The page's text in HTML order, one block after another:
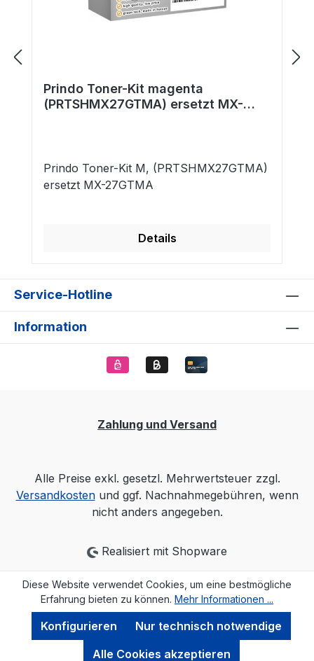
Prindo Toner-Kit magenta
(PRTSHMX27GTMA) ersetzt MX-
Prindo Toner-Kit M, (PRTSHMX27GTMA)
ersetzt MX-27GTMA
Details
Service-Hotline
Information
Zahlung und Versand
Alle Preise exkl. gesetzl. Mehrwertsteuer zzgl.
Versandkostenund ggf. Nachnahmegebühren, wenn
nicht anders angegeben.
Realisiert mit Shopware
Diese Website verwendet Cookies, um eine bestmögliche
Erfahrung bieten zu können. Mehr Informationen ...
Nur technisch notwendige
Konfigurieren
Alle Cookies akzeptieren